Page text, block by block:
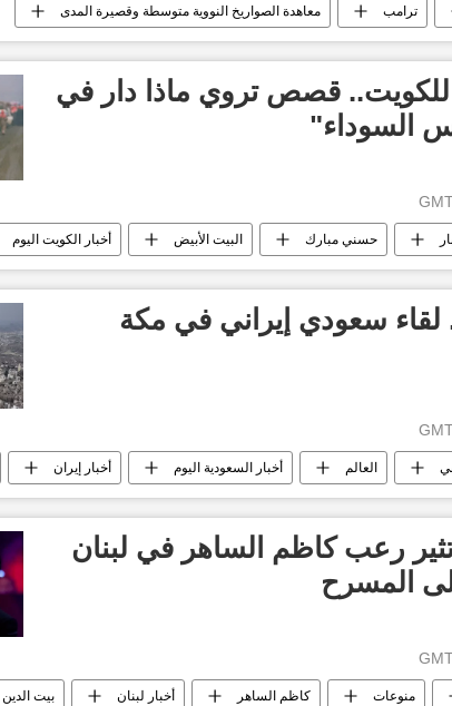
ترامب معاهدة الصواريخ النووية متوسطة وقصيرة المدى
للكويت.. قصص تروي ماذا دار في
حسني مبارك البيت الأبيض أخبار الكويت اليوم
صدام حسين الغزو الأمريكي للعراق عام 2003
لقاء سعودي إيراني في مكة
العالم أخبار السعودية اليوم أخبار إيران
تثير رعب كاظم الساهر في لبنان
المسرح
منوعات كاظم الساهر أخبار لبنان بيت الدين